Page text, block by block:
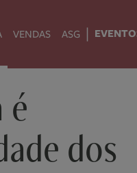
VENDAS ASG |
é
dos